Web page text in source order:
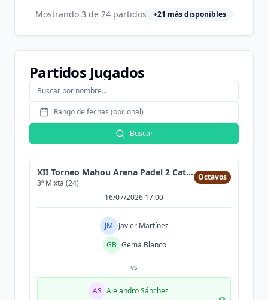
Mostrando 3 de 24 partidos +21 más disponibles
Partidos Jugados
Rango de fechas (opcional)
Buscar
XII Torneo Mahou Arena Padel 2 Cat (300MAX)
3ª Mixta (24)
Octavos
16/07/2026 17:00
JM
Javier Martínez
GB Gema Blanco
vs
AS Alejandro Sánchez